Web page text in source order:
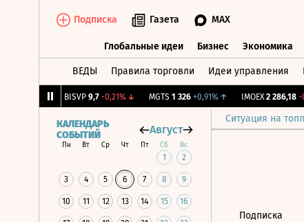
Подписка Газета MAX
Глобальные идеи Бизнес Экономика
ВЕДЫ Правила торговли Идеи управления
BISVP 9,7 -0,21%↓ MGTS 1 326 +0,91%↑ IMOEX 2 286,18 -
Ситуация на
КАЛЕНДАРЬ
СОБЫТИЙ
Август
Пн Вт Ср Чт Пт Сб Вс
1 2
3 4 5 6 7 8 9
10 11 12 13 14 15 16
Подписка